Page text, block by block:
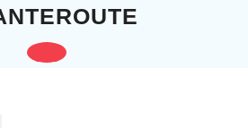
Open